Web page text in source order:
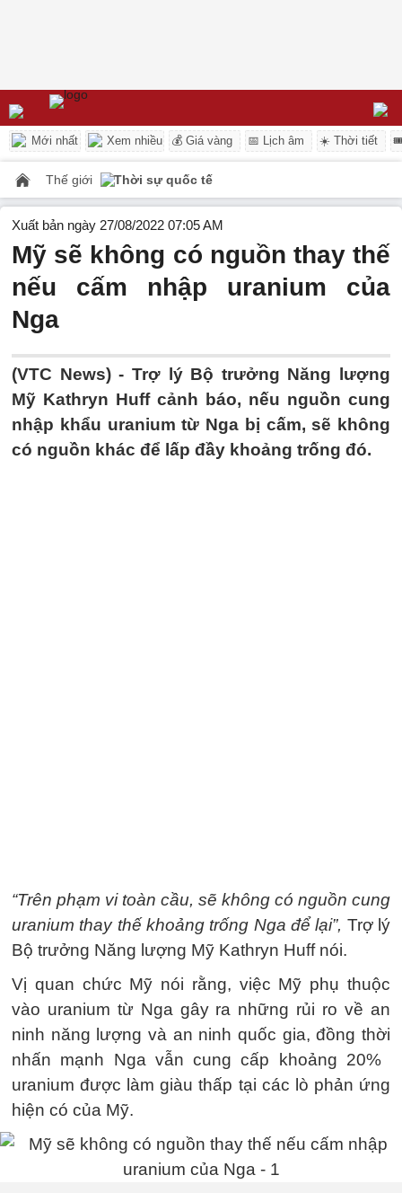
Mới nhất Xem nhiều 💰 Giá vàng 📅 Lịch âm ☀️ Thời tiết
Thế giới Thời sự quốc tế
Xuất bản ngày 27/08/2022 07:05 AM
Mỹ sẽ không có nguồn thay thế
nếu cấm nhập uranium của
Nga
(VTC News) - Trợ lý Bộ trưởng Năng lượng
Mỹ Kathryn Huff cảnh báo, nếu nguồn cung
nhập khẩu uranium từ Nga bị cấm, sẽ không
có nguồn khác để lấp đầy khoảng trống đó.
“Trên phạm vi toàn cầu, sẽ không có nguồn cung
uranium thay thế khoảng trống Nga để lại”, Trợ lý
Bộ trưởng Năng lượng Mỹ Kathryn Huff nói.
Vị quan chức Mỹ nói rằng, việc Mỹ phụ thuộc
vào uranium từ Nga gây ra những rủi ro về an
ninh năng lượng và an ninh quốc gia, đồng thời
nhấn mạnh Nga vẫn cung cấp khoảng 20% ​​
uranium được làm giàu thấp tại các lò phản ứng
hiện có của Mỹ.